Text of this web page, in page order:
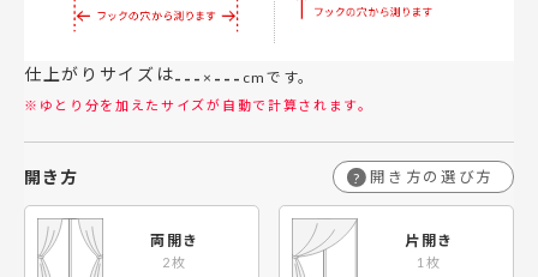
仕上がりサイズは--- × --- cmです。
※ゆとり分を加えたサイズが自動で計算されます。
開き方 ? 開き方の選び方
両開き 片開き